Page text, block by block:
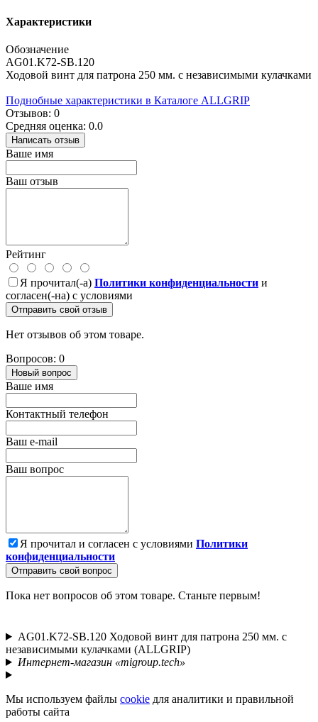
Характеристики
Обозначение
AG01.K72-SB.120
Ходовой винт для патрона 250 мм. с независимыми кулачками
Поднобные характеристики в Каталоге ALLGRIP
Отзывов: 0
Средняя оценка: 0.0
Написать отзыв
Ваше имя
Ваш отзыв
Рейтинг
Я прочитал(-а) Политики конфиденциальности и
согласен(-на) с условиями
Отправить свой отзыв
Нет отзывов об этом товаре.
Вопросов: 0
Новый вопрос
Ваше имя
Контактный телефон
Ваш e-mail
Ваш вопрос
Я прочитал и согласен с условиями Политики
конфиденциальности
Отправить свой вопрос
Пока нет вопросов об этом товаре. Станьте первым!
AG01.K72-SB.120 Ходовой винт для патрона 250 мм. с
независимыми кулачками (ALLGRIP)
Интернет-магазин «migroup.tech»
Мы используем файлы cookie для аналитики и правильной
работы сайта